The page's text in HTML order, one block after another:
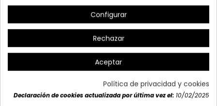
COD.45160 ANTORCHA EXTERIOR
En stock
COD.45250 BALIZA EXTERIOR
En stock
Configurar
Rechazar
Aceptar
Política de privacidad y cookies
Declaración de cookies actualizada por última vez el: 10/02/2025